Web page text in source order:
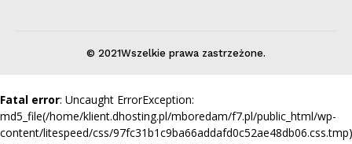
© 2021Wszelkie prawa zastrzeżone.
Fatal error: Uncaught ErrorException:
md5_file(/home/klient.dhosting.pl/mboredam/f7.pl/public_html/wp-
content/litespeed/css/